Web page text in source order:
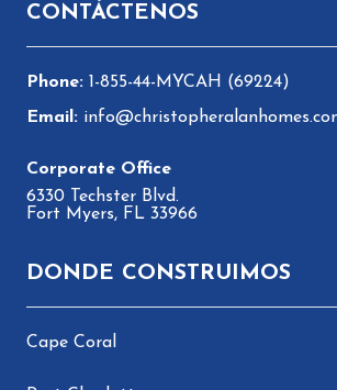
CONTÁCTENOS
1-855-44-MYCAH (69224)
6330 Techster Blvd.
Fort Myers, FL 33966
DONDE CONSTRUIMOS
Cape Coral